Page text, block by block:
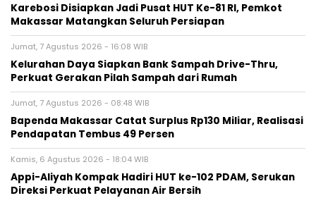
Karebosi Disiapkan Jadi Pusat HUT Ke-81 RI, Pemkot
Makassar Matangkan Seluruh Persiapan
Jumat, 7 Agustus 2026 - 16:08 WIB
Kelurahan Daya Siapkan Bank Sampah Drive-Thru,
Perkuat Gerakan Pilah Sampah dari Rumah
Jumat, 7 Agustus 2026 - 08:48 WIB
Bapenda Makassar Catat Surplus Rp130 Miliar, Realisasi
Pendapatan Tembus 49 Persen
Kamis, 6 Agustus 2026 - 18:04 WIB
Appi-Aliyah Kompak Hadiri HUT ke-102 PDAM, Serukan
Direksi Perkuat Pelayanan Air Bersih